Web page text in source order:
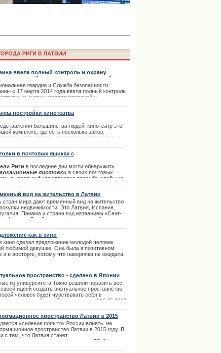
в Риге с автошколой
обратилась к поклонникам
Rendezvous Jūrmala
извинилось за нарушение
РИГИ В ЛАТВИИ
ввела полный контроль и охрану
и газораспределительной
гвардия и Служба безопасности
с 17 марта 2014 года ввела полный контроль
охрану газотранспортной и
сделало по этому поводу отдельное
постройки кинотеатра
большинства людей, кинотеатр это
комплекс, где есть несколько залов,
с поп-корном, закусками и напитками, и
кинотеатры действительно имеют такой вид,
это далеко не единственный вариант.
в почтовых ящиках с
Риги в последние дни могли обнаружить
листовки в своих почтовых
в которых было написана просьба, чтобы не
.Нил Ушаковпрокомментировалэто на
страничке социальной сети Facebook
образом:
вид на жительство в Латвии
стран мира дают временный вид на жительство
недвижимости. Это Латвия, Испания,
Панама и страна под названием «Сент-
и Невис». В рейтинге по минимальной
и нескольких других стран лидирует
Киттс и Невис.
как в кино
кино сделал предложение молодой человек
любимой девушке. Она была в позитивном
и в восторге, потому что наверняка не ожидала,
все произойдет именно в этот вечер и так
пространство - сделано в Японии
из университета Токио решили поразить вес
идеей создать виртуальное пространство,
человек будет чувствовать себя в
к очень близкой к реальности. | 16.05.2013
пространство Латвии в 2015
усиление попыток России влиять на
пространство Латвии в 2015 году. В
с тем, что Латвия станет
государством в ЕС был